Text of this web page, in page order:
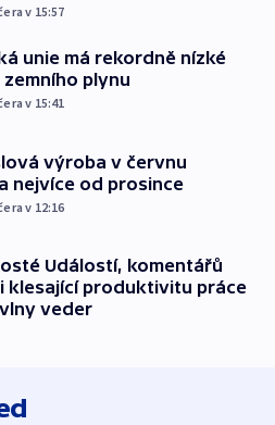
v 15:57
unie má rekordně nízké
plynu
v 15:41
výroba v červnu
nejvíce od prosince
v 12:16
Událostí, komentářů
klesající produktivitu práce
veder